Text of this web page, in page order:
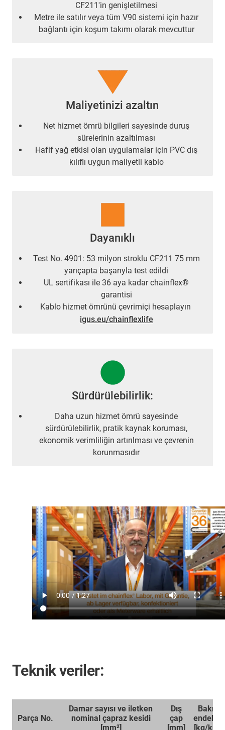
CF211'in genişletilmesi
Metre ile satılır veya tüm V90 sistemi için hazır
bağlantı için koşum takımı olarak mevcuttur
Maliyetinizi azaltın
Net hizmet ömrü bilgileri sayesinde duruş
sürelerinin azaltılması
Hafif yağ etkisi olan uygulamalar için PVC dış
kılıflı uygun maliyetli kablo
Dayanıklı
Test No. 4901: 53 milyon stroklu CF211 75 mm
yarıçapta başarıyla test edildi
UL sertifikası ile 36 aya kadar chainflex®
garantisi
Kablo hizmet ömrünü çevrimiçi hesaplayın
igus.eu/chainflexlife
Sürdürülebilirlik:
Daha uzun hizmet ömrü sayesinde
sürdürülebilirlik, pratik kaynak koruması,
ekonomik verimliliğin artırılması ve çevrenin
korunmasıdır
Teknik veriler:
Parça No.
Damar sayısı ve iletken
nominal çapraz kesidi
[mm²]
Dış
çap
[mm]
Bakır
endeksi
[kg/km]